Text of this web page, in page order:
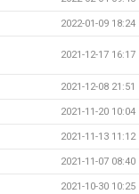
2022-01-09 18:24
2021-12-17 16:17
2021-12-08 21:51
2021-11-20 10:04
2021-11-13 11:12
2021-11-07 08:40
2021-10-30 10:25